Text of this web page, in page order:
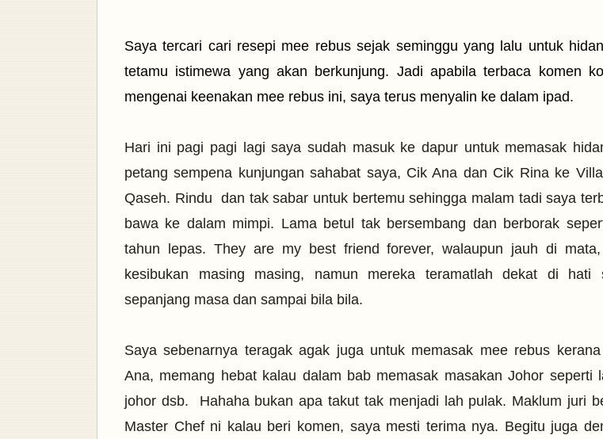
Saya tercari cari resepi mee rebus sejak seminggu yang lalu untuk
tetamu istimewa yang akan berkunjung. Jadi apabila terbaca komen
mengenai keenakan mee rebus ini, saya terus menyalin ke dalam ipad.
Hari ini pagi pagi lagi saya sudah masuk ke dapur untuk memasak
petang sempena kunjungan sahabat saya, Cik Ana dan Cik Rina ke
Qaseh. Rindu dan tak sabar untuk bertemu sehingga malam tadi saya
bawa ke dalam mimpi. Lama betul tak bersembang dan berborak
tahun lepas. They are my best friend forever, walaupun jauh di
kesibukan masing masing, namun mereka teramatlah dekat di hati
sepanjang masa dan sampai bila bila.
Saya sebenarnya teragak agak juga untuk memasak mee rebus
Ana, memang hebat kalau dalam bab memasak masakan Johor seperti
johor dsb. Hahaha bukan apa takut tak menjadi lah pulak. Maklum juri
Master Chef ni kalau beri komen, saya mesti terima nya. Begitu juga